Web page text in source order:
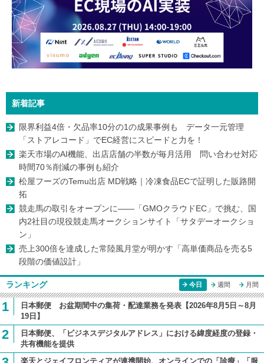
新着記事
限界利益4倍・欠品率10分の1の成果事例も データ一元管理
「ストアレコード」でEC経営にスピードと力を！
楽天市場のAI機能、出店店舗の半数が毎月活用 問い合わせ対応
時間70％削減の事例も紹介
松屋フーズのTemu出店 MD戦略｜冷凍食品ECで証明した販路開
拓
競走馬の取引をオープンに――「GMOクラウドEC」で挑む、国
内2社目の現役競走馬オークションサイト「サタデーオークショ
ン」
売上300倍を達成した常陸風月堂が明かす「高単価商品を売る5
段階の価値設計」
ランキング 今日 週間 月間
1
日本郵便 お盆期間中の集荷・配達業務を発表【2026年8月5日～8月
19日】
2
日本郵便、「ビジネスデジタルアドレス」における緯度経度の登録・
共有機能を提供
楽天とジェイフロンティアが連携開始、オンラインでの「診療」「服